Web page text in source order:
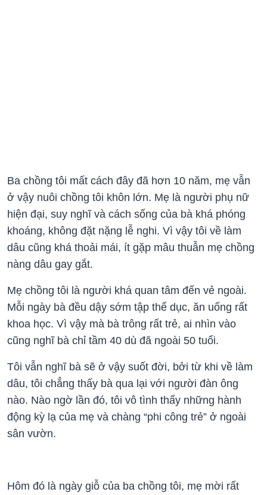
Ba chồng tôi mất cách đây đã hơn 10 năm, mẹ vẫn
ở vậy nuôi chồng tôi khôn lớn. Mẹ là người phụ nữ
hiện đại, suy nghĩ và cách sống của bà khá phóng
khoáng, không đặt nặng lễ nghi. Vì vậy tôi về làm
dâu cũng khá thoải mái, ít gặp mâu thuẫn mẹ chồng
nàng dâu gay gắt.
Mẹ chồng tôi là người khá quan tâm đến vẻ ngoài.
Mỗi ngày bà đều dậy sớm tập thể dục, ăn uống rất
khoa học. Vì vậy mà bà trông rất trẻ, ai nhìn vào
cũng nghĩ bà chỉ tầm 40 dù đã ngoài 50 tuổi.
Tôi vẫn nghĩ bà sẽ ở vậy suốt đời, bởi từ khi về làm
dâu, tôi chẳng thấy bà qua lại với người đàn ông
nào. Nào ngờ lần đó, tôi vô tình thấy những hành
động kỳ lạ của mẹ và chàng “phi công trẻ” ở ngoài
sân vườn.
Hôm đó là ngày giỗ của ba chồng tôi, mẹ mời rất